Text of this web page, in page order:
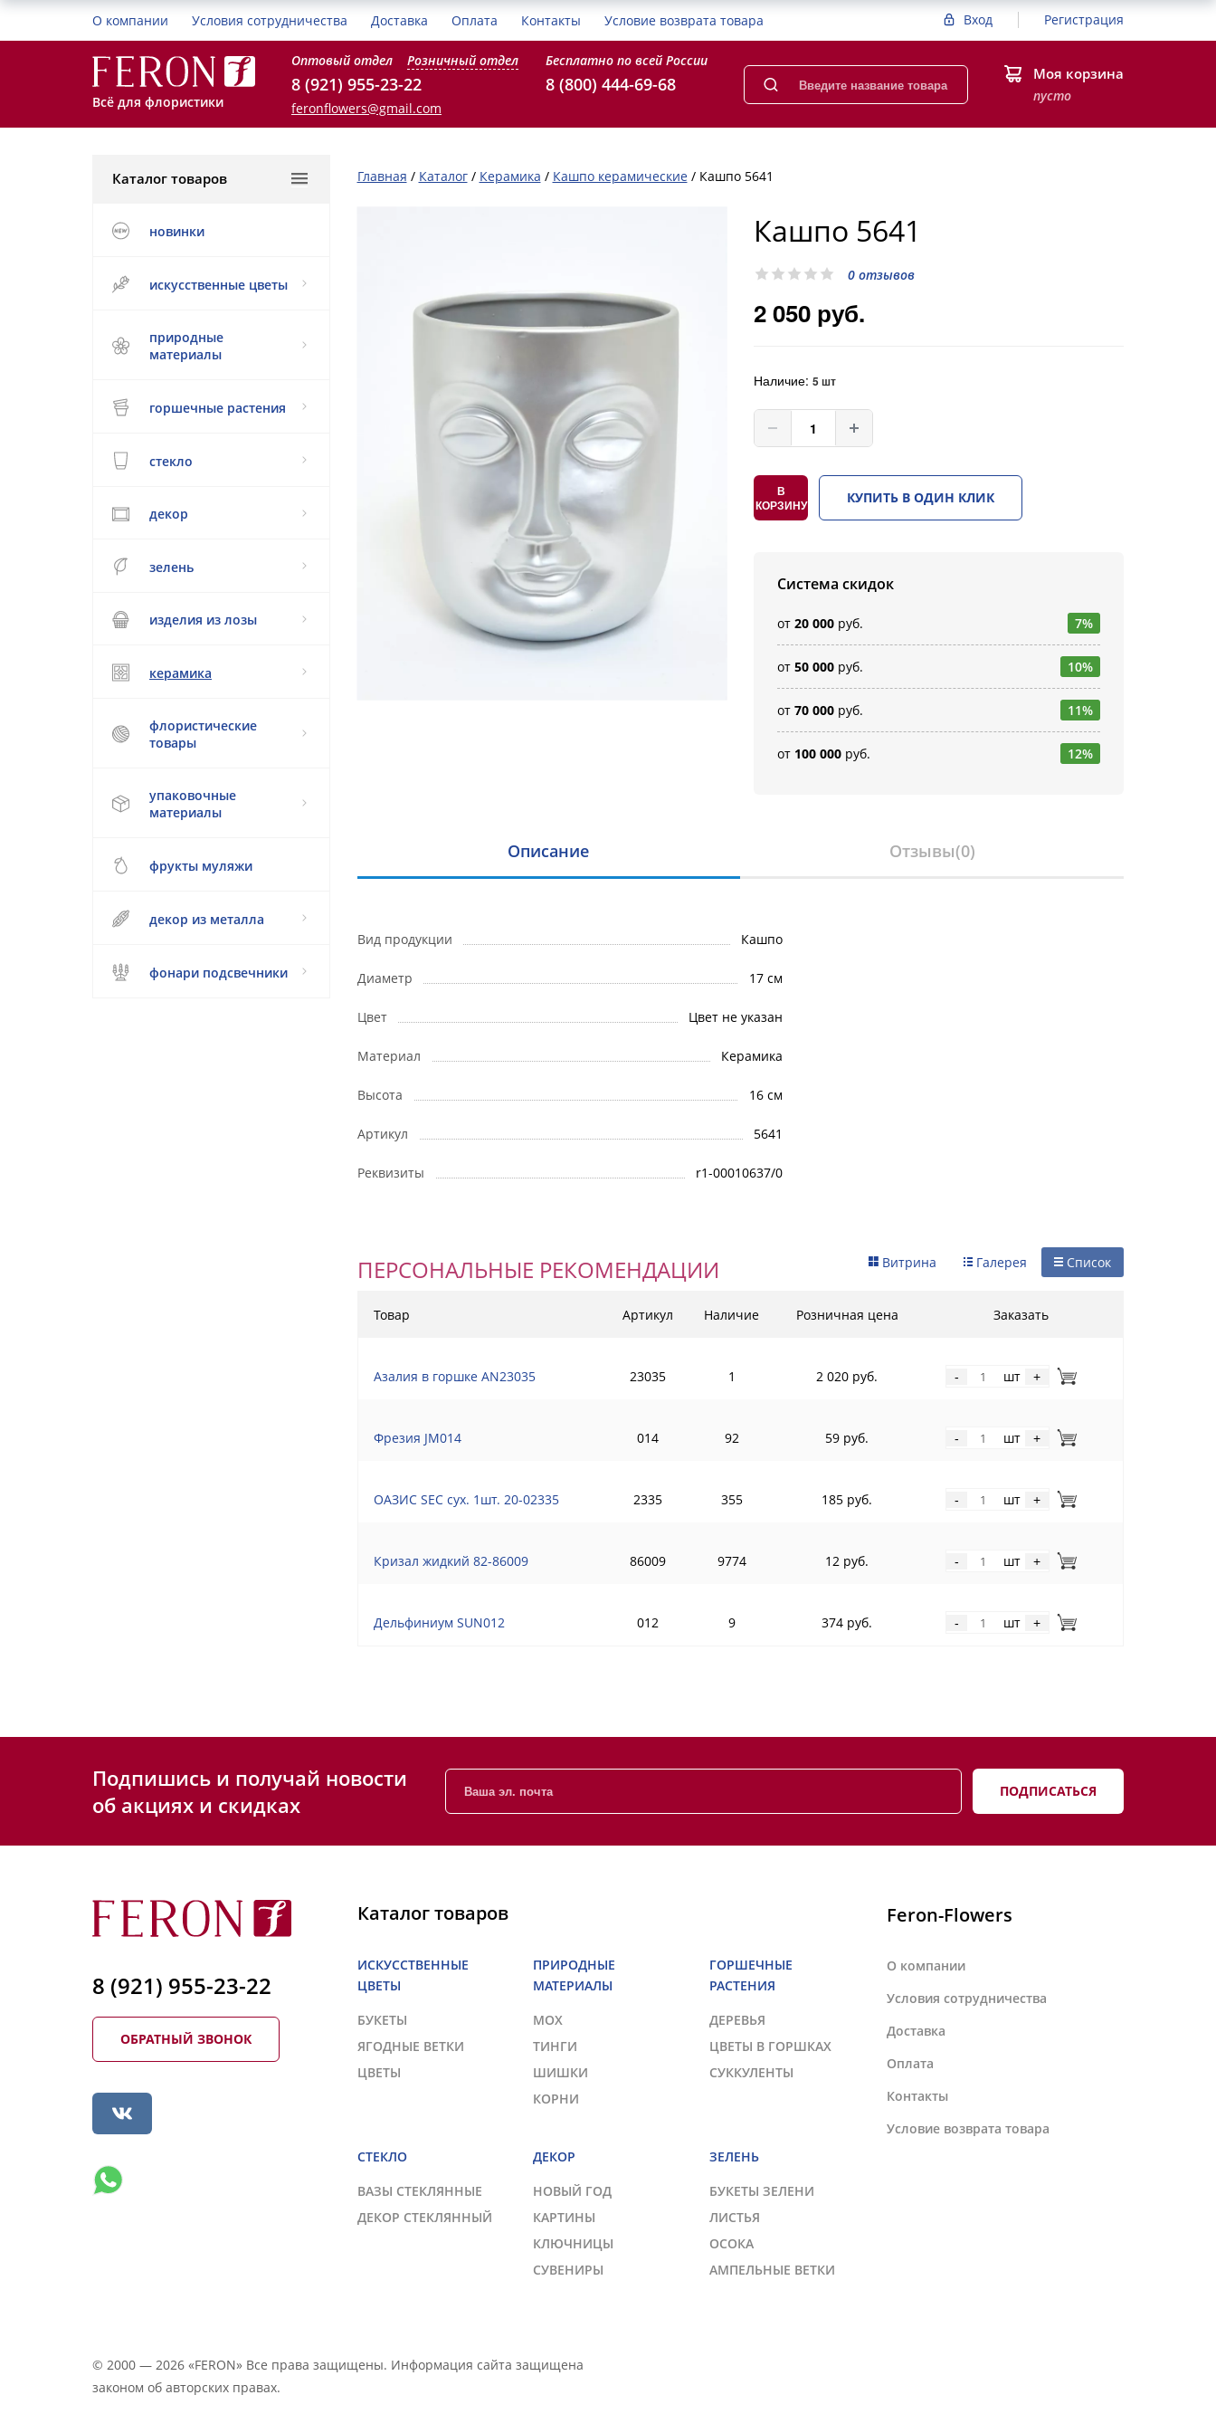
О компании Условия сотрудничества Доставка Оплата Контакты Условие возврата товара Вход Регистрация
Всё для флористики
Оптовый отдел Розничный отдел
8 (921) 955-23-22
feronflowers@gmail.com
Бесплатно по всей России
8 (800) 444-69-68 Моя корзина
пусто
Каталог товаров
новинки
искусственные цветы
природные
материалы
горшечные растения
стекло
декор
зелень
изделия из лозы
керамика
флористические
товары
упаковочные
материалы
фрукты муляжи
декор из металла
фонари подсвечники
Главная / Каталог / Керамика / Кашпо керамические / Кашпо 5641
Кашпо 5641
0 отзывов
2 050 руб.
Наличие:5 шт
В
КОРЗИНУ
КУПИТЬ В ОДИН КЛИК
Система скидок
от20 000 руб. 7%
от50 000 руб. 10%
от70 000 руб. 11%
от 100 000 руб. 12%
Описание Отзывы(0)
Вид продукции Кашпо
Диаметр 17 см
Цвет Цвет не указан
Материал Керамика
Высота 16 см
Артикул 5641
Реквизиты r1-00010637/0
ПЕРСОНАЛЬНЫЕ РЕКОМЕНДАЦИИ Список
Галерея
Витрина
Товар Артикул Наличие Розничная цена Заказать
Азалия в горшке AN23035 23035 1 2 020 руб. - шт +
Фрезия JM014 014 92 59 руб. - шт +
ОАЗИС SEC сух. 1шт. 20-02335 2335 355 185 руб. - шт +
Кризал жидкий 82-86009 86009 9774 12 руб. - шт +
Дельфиниум SUN012 012 9 374 руб. - шт +
Подпишись и получай новости
об акциях и скидках
ПОДПИСАТЬСЯ
8 (921) 955-23-22
ОБРАТНЫЙ ЗВОНОК
Каталог товаров
ИСКУССТВЕННЫЕ
ЦВЕТЫ
БУКЕТЫ
ЯГОДНЫЕ ВЕТКИ
ЦВЕТЫ
ПРИРОДНЫЕ
МАТЕРИАЛЫ
МОХ
ТИНГИ
ШИШКИ
КОРНИ
ГОРШЕЧНЫЕ
РАСТЕНИЯ
ДЕРЕВЬЯ
ЦВЕТЫ В ГОРШКАХ
СУККУЛЕНТЫ
СТЕКЛО
ВАЗЫ СТЕКЛЯННЫЕ
ДЕКОР СТЕКЛЯННЫЙ
ДЕКОР
НОВЫЙ ГОД
КАРТИНЫ
КЛЮЧНИЦЫ
СУВЕНИРЫ
ЗЕЛЕНЬ
БУКЕТЫ ЗЕЛЕНИ
ЛИСТЬЯ
ОСОКА
АМПЕЛЬНЫЕ ВЕТКИ
Feron-Flowers
О компании
Условия сотрудничества
Доставка
Оплата
Контакты
Условие возврата товара
© 2000 — 2026 «FERON» Все права защищены. Информация сайта защищена
законом об авторских правах.